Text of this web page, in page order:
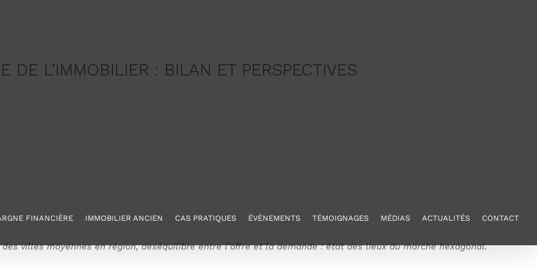
FINANCIÈRE IMMOBILIER ANCIEN CAS PRATIQUES ÉVÈNEMENTS TÉMOIGNAGES MÉDIAS ACTUALITÉS CONTACT
DE L’IMMOBILIER : BILAN ET PERSPECTIVES
villes moyennes en région, déséquilibre entre l’offre et la demande : état des lieux du marché hexagonal.